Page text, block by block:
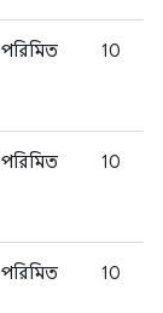
পরিমিত 10
পরিমিত 10
পরিমিত 10